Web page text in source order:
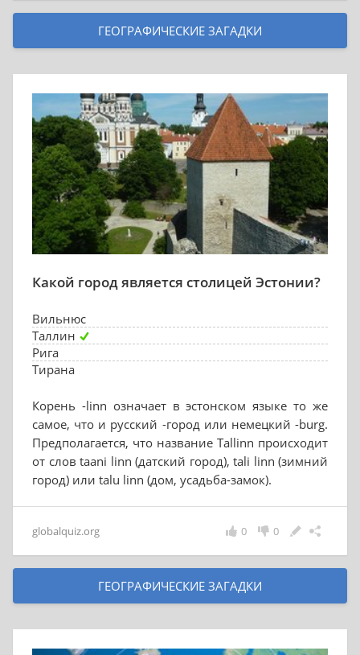
ГЕОГРАФИЧЕСКИЕ ЗАГАДКИ
Какой город является столицей Эстонии?
Вильнюс
Таллин
Рига
Тирана
Корень -linn означает в эстонском языке то же
самое, что и русский -город или немецкий -burg.
Предполагается, что название Tallinn происходит
от слов taani linn (датский город), tali linn (зимний
город) или talu linn (дом, усадьба-замок).
globalquiz.org 0
0
ГЕОГРАФИЧЕСКИЕ ЗАГАДКИ